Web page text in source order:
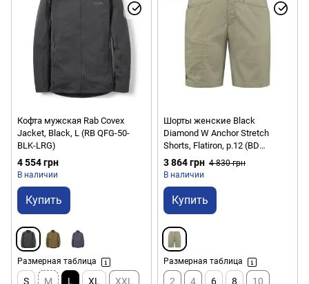
Кофта мужская Rab Covex
Jacket, Black, L (RB QFG-50-
BLK-LRG)
4 554 грн
В наличии
Купить
Размерная таблица
S M L XL XXL
Шорты женские Black
Diamond W Anchor Stretch
Shorts, Flatiron, р.12 (BD
75012510110121)
3 864 грн 4 830 грн
В наличии
Купить
Размерная таблица
2 4 6 8 10